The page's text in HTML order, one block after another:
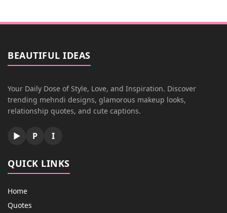
BEAUTIFUL IDEAS
Your Daily Dose of Style, Love, and Inspiration. Discover
trending mehndi designs, glamorous makeup looks,
relationship quotes, and cute captions.
▶ P I
QUICK LINKS
Home
Quotes